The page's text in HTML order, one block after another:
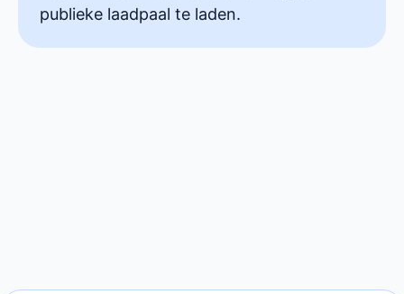
publieke laadpaal te laden.